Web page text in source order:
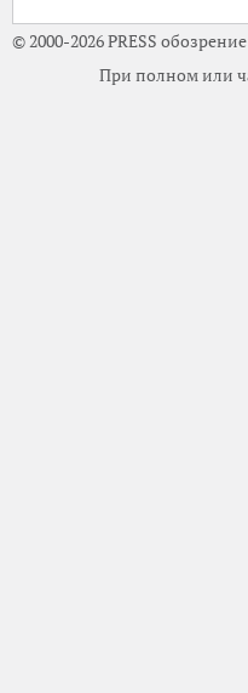
© 2000-2026 PRESS обозрение
При полном или